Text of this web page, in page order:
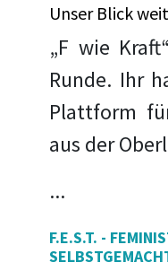
Unser Blick
„F wie
Runde. Ihr
Plattform
aus der
...
F.E.S.T. -